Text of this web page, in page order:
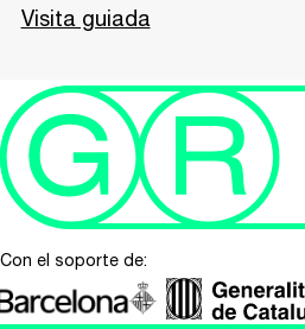
Visita guiada
Con el soporte de: